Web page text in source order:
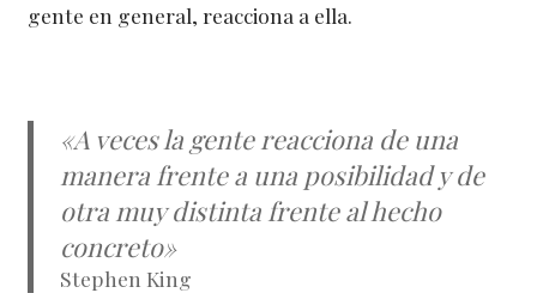
gente en general, reacciona a ella.
«A veces la gente reacciona de una
manera frente a una posibilidad y de
otra muy distinta frente al hecho
concreto»
Stephen King